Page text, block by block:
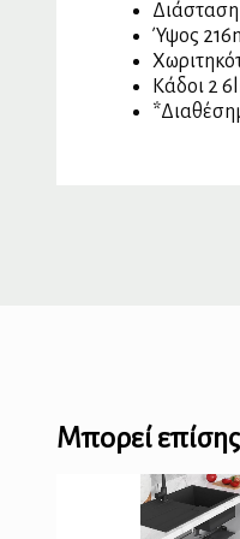
Ύψος
Κάδοι 2
Μπορεί